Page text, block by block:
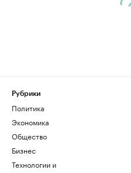
Рубрики
Политика
Экономика
Общество
Бизнес
Технологии и